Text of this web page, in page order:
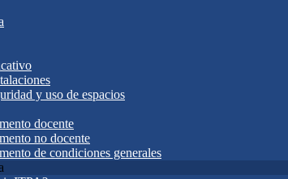
y uso de espacios
docente
no docente
de condiciones generales